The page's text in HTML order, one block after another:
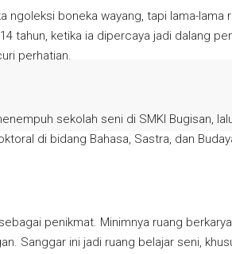
boneka wayang, tapi lama-lama
tahun, ketika ia dipercaya jadi dalang
perhatian.
sekolah seni di SMKI Bugisan,
di bidang Bahasa, Sastra, dan
penikmat. Minimnya ruang
Sanggar ini jadi ruang belajar seni,